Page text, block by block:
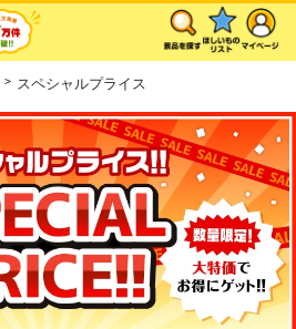
> スペシャルプライス